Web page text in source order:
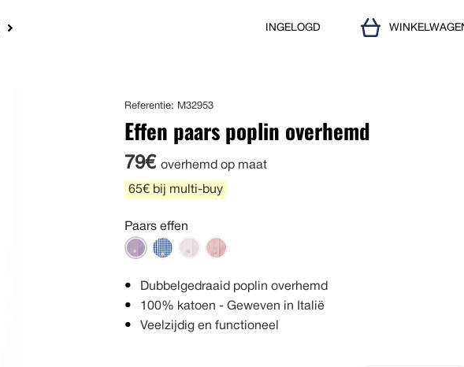
INGELOGD
Referentie: M32953
Effen paars poplin overhemd
79€overhemd op maat
65€ bij multi-buy
Paars effen
Dubbelgedraaid poplin overhemd
100% katoen - Geweven in Italië
Veelzijdig en functioneel